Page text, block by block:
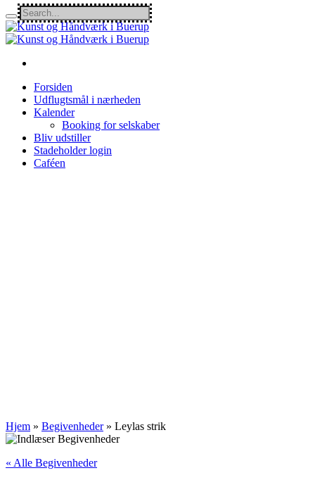
Forsiden
Udflugtsmål i nærheden
Kalender
Booking for selskaber
Bliv udstiller
Stadeholder login
Caféen
Hjem » Begivenheder» Leylas strik
« Alle Begivenheder